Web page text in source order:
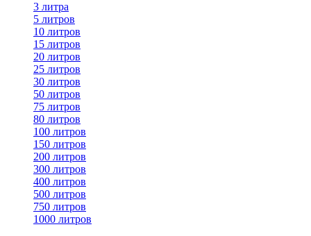
3 литра
5 литров
10 литров
15 литров
20 литров
25 литров
30 литров
50 литров
75 литров
80 литров
100 литров
150 литров
200 литров
300 литров
400 литров
500 литров
750 литров
1000 литров